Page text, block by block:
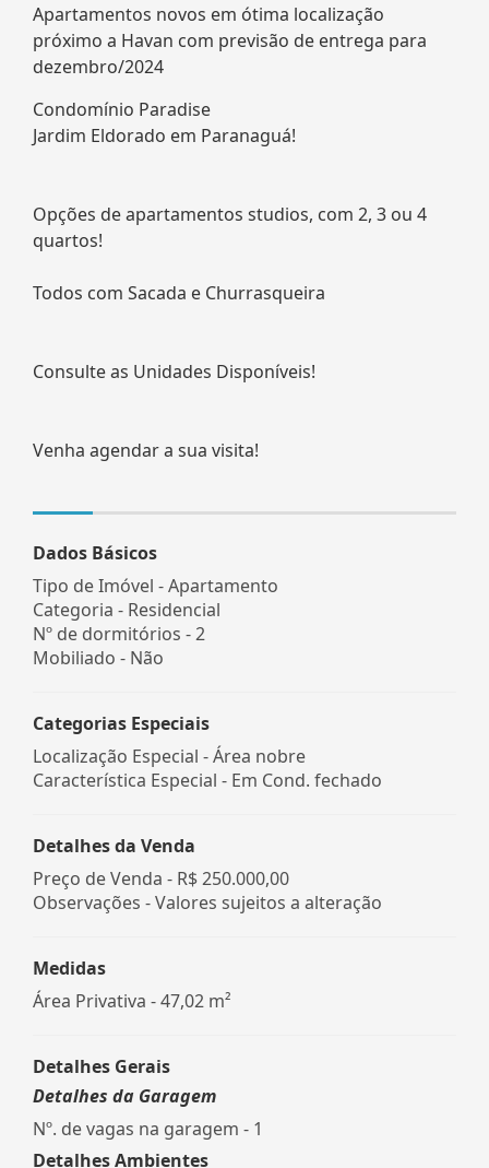
Apartamentos novos em ótima localização
próximo a Havan com previsão de entrega para
dezembro/2024
Condomínio Paradise
Jardim Eldorado em Paranaguá!
Opções de apartamentos studios, com 2, 3 ou 4
quartos!
Todos com Sacada e Churrasqueira
Consulte as Unidades Disponíveis!
Venha agendar a sua visita!
Dados Básicos
Tipo de Imóvel - Apartamento
Categoria - Residencial
Nº de dormitórios - 2
Mobiliado - Não
Categorias Especiais
Localização Especial - Área nobre
Característica Especial - Em Cond. fechado
Detalhes da Venda
Preço de Venda - R$ 250.000,00
Observações - Valores sujeitos a alteração
Medidas
Área Privativa - 47,02 m²
Detalhes Gerais
Detalhes da Garagem
Nº. de vagas na garagem - 1
Detalhes Ambientes